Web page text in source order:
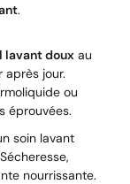
.
lavant doux au
jour.
ou
éprouvées.
soin lavant
nourrissante.